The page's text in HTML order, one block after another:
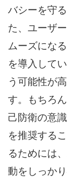
バシーを守
た、ユーザ
ムーズにな
を導入して
う可能性が
す。もちろ
己防衛の意
を推奨する
るためには
動をしっか